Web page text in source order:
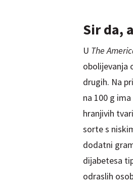
Sir da,
U The
obolijevanja
drugih. Na
na 100 g
hranjivih
sorte s
dodatni
dijabetesa
odraslih